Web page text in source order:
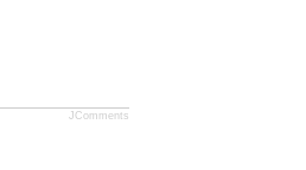
JComments